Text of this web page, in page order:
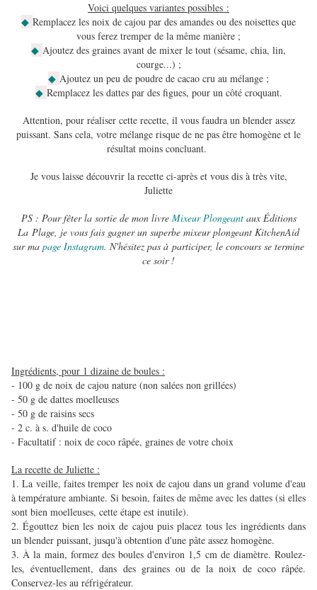
Voici quelques variantes possibles :
◆ Remplacez les noix de cajou par des amandes ou des noisettes que
vous ferez tremper de la même manière ;
◆ Ajoutez des graines avant de mixer le tout (sésame, chia, lin,
courge...) ;
◆ Ajoutez un peu de poudre de cacao cru au mélange ;
◆ Remplacez les dattes par des figues, pour un côté croquant.
Attention, pour réaliser cette recette, il vous faudra un blender assez
puissant. Sans cela, votre mélange risque de ne pas être homogène et le
résultat moins concluant.
Je vous laisse découvrir la recette ci-après et vous dis à très vite,
Juliette
PS : Pour fêter la sortie de mon livre Mixeur Plongeantaux Éditions
La Plage, je vous fais gagner un superbe mixeur plongeant KitchenAid
sur ma page Instagram. N'hésitez pas à participer, le concours se termine
ce soir !
Ingrédients, pour 1 dizaine de boules :
- 100 g de noix de cajou nature (non salées non grillées)
- 50 g de dattes moelleuses
- 50 g de raisins secs
- 2 c. à s. d'huile de coco
- Facultatif : noix de coco râpée, graines de votre choix
La recette de Juliette :
1. La veille, faites tremper les noix de cajou dans un grand volume d'eau
à température ambiante. Si besoin, faites de même avec les dattes (si elles
sont bien moelleuses, cette étape est inutile).
2. Égouttez bien les noix de cajou puis placez tous les ingrédients dans
un blender puissant, jusqu'à obtention d'une pâte assez homogène.
3. À la main, formez des boules d'environ 1,5 cm de diamètre. Roulez-
les, éventuellement, dans des graines ou de la noix de coco râpée.
Conservez-les au réfrigérateur.